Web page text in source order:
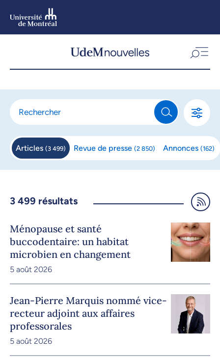
Articles (3 499) Revue de presse (2 850) Annonces (162)
3 499 résultats
Ménopause et santé
buccodentaire: un habitat
microbien en changement
5 août 2026
Jean-Pierre Marquis nommé vice-
recteur adjoint aux affaires
professorales
5 août 2026